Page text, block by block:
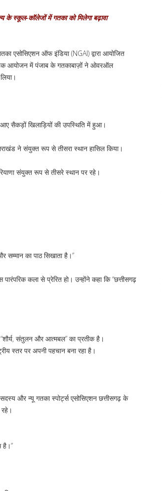
के स्कूल-कॉलेजों में गतका को मिलेगा बढ़ावा
एसोसिएशन ऑफ इंडिया (NGAI) द्वारा आयोजित
आयोजन में पंजाब के गतकाबाज़ों ने ओवरऑल
सैकड़ों खिलाड़ियों की उपस्थिति में हुआ।
ने संयुक्त रूप से तीसरा स्थान हासिल किया।
संयुक्त रूप से तीसरे स्थान पर रहे।
सम्मान का पाठ सिखाता है।”
कला से प्रेरित हो। उन्होंने कहा कि “छत्तीसगढ़
संतुलन और आत्मबल” का प्रतीक है।
स्तर पर अपनी पहचान बना रहा है।
और न्यू गतका स्पोर्ट्स एसोसिएशन छत्तीसगढ़ के
है।”